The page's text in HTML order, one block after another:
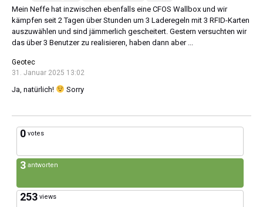
Mein Neffe hat inzwischen ebenfalls eine CFOS Wallbox und wir
kämpfen seit 2 Tagen über Stunden um 3 Laderegeln mit 3 RFID-Karten
auszuwählen und sind jämmerlich gescheitert. Gestern versuchten wir
das über 3 Benutzer zu realisieren, haben dann aber ...
Geotec
31. Januar 2025 13:02
Ja, natürlich! Sorry
0 votes
3 antworten
253 views